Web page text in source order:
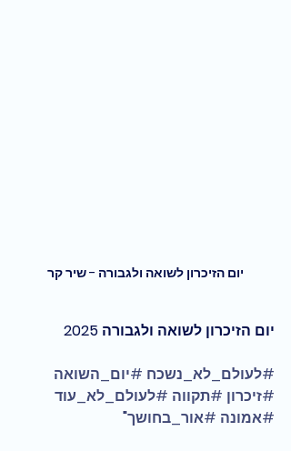
יום הזיכרון לשואה ולגבורה - שיר קר
יום הזיכרון לשואה ולגבורה 2025
#לעולם_לא_נשכח #יום_השואה
#זיכרון #תקווה #לעולם_לא_עוד
#אמונה #אור_בחושך"